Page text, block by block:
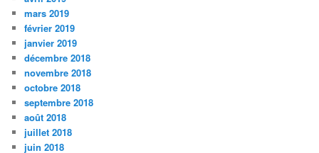
mars 2019
février 2019
janvier 2019
décembre 2018
novembre 2018
octobre 2018
septembre 2018
août 2018
juillet 2018
juin 2018